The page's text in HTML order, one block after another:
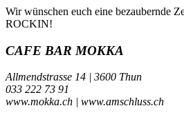
Wir wünschen euch eine bezaubernde
ROCKIN!
CAFE BAR MOKKA
Allmendstrasse 14 | 3600 Thun
033 222 73 91
www.mokka.ch | www.amschluss.ch